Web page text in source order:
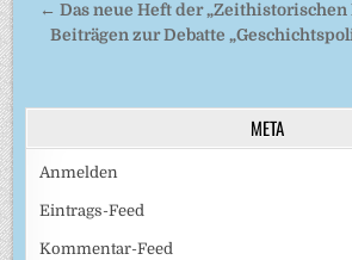
← Das neue Heft der
Beiträgen zur Debatte
META
Anmelden
Eintrags-Feed
Kommentar-Feed